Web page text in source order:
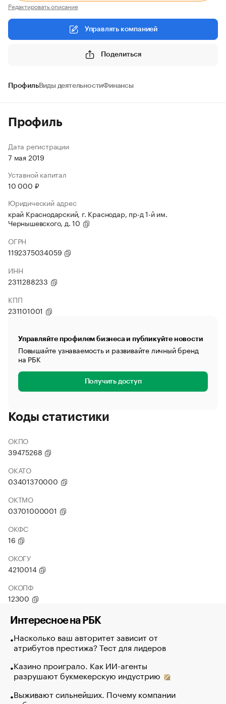
Редактировать описание
Управлять компанией
Поделиться
ПрофильВиды деятельностиФинансы
Профиль
Дата регистрации
7 мая 2019
Уставной капитал
10 000 ₽
Юридический адрес
край Краснодарский, г. Краснодар, пр-д 1-й им.
Чернышевского, д. 10
ОГРН
1192375034059
ИНН
2311288233
КПП
231101001
Управляйте профилем бизнеса и публикуйте новости
Повышайте узнаваемость и развивайте личный бренд
на РБК
Получить доступ
Коды статистики
ОКПО
39475268
ОКАТО
03401370000
ОКТМО
03701000001
ОКФС
16
ОКОГУ
4210014
ОКОПФ
12300
Интересное на РБК
Насколько ваш авторитет зависит от
атрибутов престижа? Тест для лидеров
Казино проиграло. Как ИИ-агенты
разрушают букмекерскую индустрию
Выживают сильнейших. Почему компании